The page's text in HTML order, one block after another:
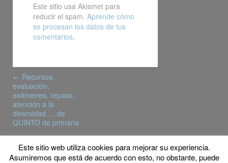
Este sitio usa Akismet para
reducir el spam. Aprende cómo
se procesan los datos de tus
comentarios.
navigation
← Recursos,
evaluación,
exámenes, repaso,
atención a la
diversidad…. de
QUINTO de primaria
© Copyright 2016 MyFPschool
Este sitio web utiliza cookies para mejorar su experiencia.
Asumiremos que está de acuerdo con esto, no obstante, puede